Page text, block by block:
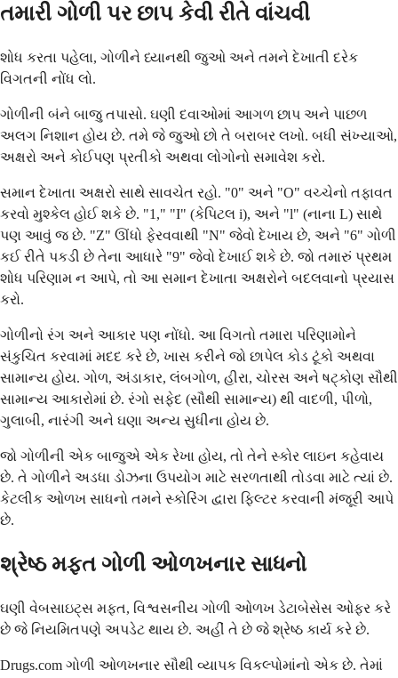
તમારી ગોળી પર છાપ કેવી રીતે વાંચવી
શોધ કરતા પહેલા, ગોળીને ધ્યાનથી જુઓ અને તમને દેખાતી દરેક
વિગતની નોંધ લો.
ગોળીની બંને બાજુ તપાસો. ઘણી દવાઓમાં આગળ છાપ અને પાછળ
અલગ નિશાન હોય છે. તમે જે જુઓ છો તે બરાબર લખો. બધી સંખ્યાઓ,
અક્ષરો અને કોઈપણ પ્રતીકો અથવા લોગોનો સમાવેશ કરો.
સમાન દેખાતા અક્ષરો સાથે સાવચેત રહો. "0" અને "O" વચ્ચેનો તફાવત
કરવો મુશ્કેલ હોઈ શકે છે. "1," "I" (કેપિટલ i), અને "l" (નાના L) સાથે
પણ આવું જ છે. "Z" ઊંધો ફેરવવાથી "N" જેવો દેખાય છે, અને "6" ગોળી
કઈ રીતે પકડી છે તેના આધારે "9" જેવો દેખાઈ શકે છે. જો તમારું પ્રથમ
શોધ પરિણામ ન આપે, તો આ સમાન દેખાતા અક્ષરોને બદલવાનો પ્રયાસ
કરો.
ગોળીનો રંગ અને આકાર પણ નોંધો. આ વિગતો તમારા પરિણામોને
સંકુચિત કરવામાં મદદ કરે છે, ખાસ કરીને જો છાપેલ કોડ ટૂંકો અથવા
સામાન્ય હોય. ગોળ, અંડાકાર, લંબગોળ, હીરા, ચોરસ અને ષટ્કોણ સૌથી
સામાન્ય આકારોમાં છે. રંગો સફેદ (સૌથી સામાન્ય) થી વાદળી, પીળો,
ગુલાબી, નારંગી અને ઘણા અન્ય સુધીના હોય છે.
જો ગોળીની એક બાજુએ એક રેખા હોય, તો તેને સ્કોર લાઇન કહેવાય
છે. તે ગોળીને અડધા ડોઝના ઉપયોગ માટે સરળતાથી તોડવા માટે ત્યાં છે.
કેટલીક ઓળખ સાધનો તમને સ્કોરિંગ દ્વારા ફિલ્ટર કરવાની મંજૂરી આપે
છે.
શ્રેષ્ઠ મફત ગોળી ઓળખનાર સાધનો
ઘણી વેબસાઇટ્સ મફત, વિશ્વસનીય ગોળી ઓળખ ડેટાબેસેસ ઓફર કરે
છે જે નિયમિતપણે અપડેટ થાય છે. અહીં તે છે જે શ્રેષ્ઠ કાર્ય કરે છે.
Drugs.com ગોળી ઓળખનાર સૌથી વ્યાપક વિકલ્પોમાંનો એક છે. તેમાં